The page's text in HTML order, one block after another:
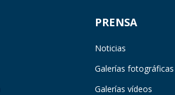
PRENSA
Noticias
Galerías fotográficas
Galerías vídeos